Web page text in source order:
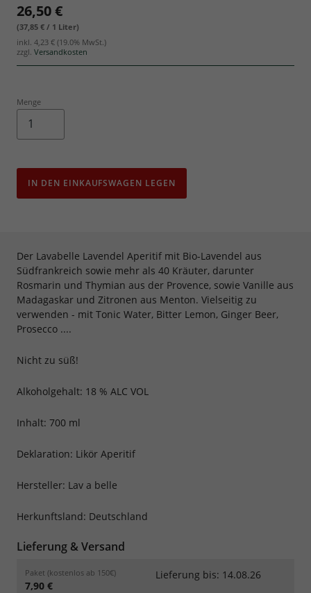
26,50 €
(37,85 € / 1 Liter)
inkl. 4,23 € (19.0% MwSt.)
zzgl. Versandkosten
Menge
IN DEN EINKAUFSWAGEN LEGEN
Der Lavabelle Lavendel Aperitif mit Bio-Lavendel aus
Südfrankreich sowie mehr als 40 Kräuter, darunter
Rosmarin und Thymian aus der Provence, sowie Vanille aus
Madagaskar und Zitronen aus Menton. Vielseitig zu
verwenden - mit Tonic Water, Bitter Lemon, Ginger Beer,
Prosecco ....
Nicht zu süß!
Alkoholgehalt: 18 % ALC VOL
Inhalt: 700 ml
Deklaration: Likör Aperitif
Hersteller: Lav a belle
Herkunftsland: Deutschland
Lieferung & Versand
Paket (kostenlos ab 150€)
7,90 €
Lieferung bis: 14.08.26